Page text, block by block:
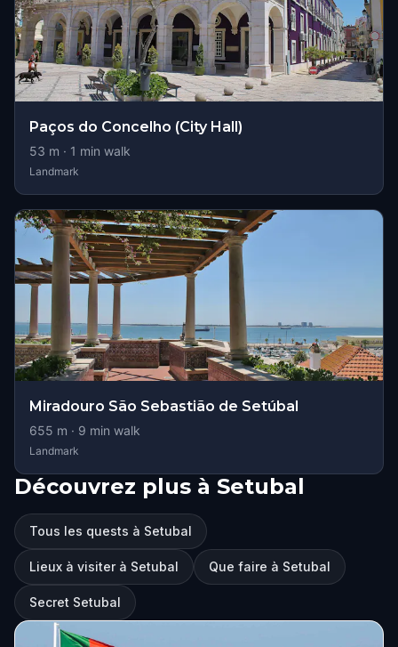
Paços do Concelho (City Hall)
53 m · 1 min walk
Landmark
Miradouro São Sebastião de Setúbal
655 m · 9 min walk
Landmark
Découvrez plus à Setubal
Tous les quests à Setubal
Lieux à visiter à Setubal Que faire à Setubal
Secret Setubal